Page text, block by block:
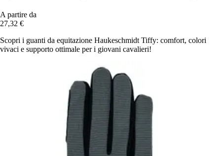
A partire da
27,32 €
Scopri i guanti da equitazione Haukeschmidt Tiffy: comfort, colori
vivaci e supporto ottimale per i giovani cavalieri!